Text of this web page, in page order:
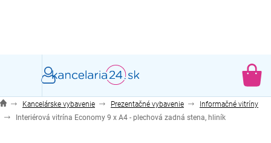
Kancelárske vybavenie Prezentačné vybavenie
Informačné vitríny
Interiérová vitrína Economy 9 x A4 - plechová zadná stena, hliník